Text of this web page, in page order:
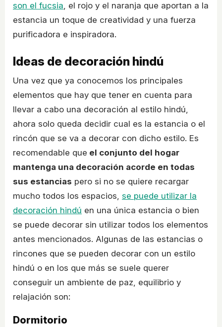
son el fucsia, el rojo y el naranja que aportan a la
estancia un toque de creatividad y una fuerza
purificadora e inspiradora.
Ideas de decoración hindú
Una vez que ya conocemos los principales
elementos que hay que tener en cuenta para
llevar a cabo una decoración al estilo hindú,
ahora solo queda decidir cual es la estancia o el
rincón que se va a decorar con dicho estilo. Es
recomendable que el conjunto del hogar
mantenga una decoración acorde en todas
sus estancias pero si no se quiere recargar
mucho todos los espacios, se puede utilizar la
decoración hindú en una única estancia o bien
se puede decorar sin utilizar todos los elementos
antes mencionados. Algunas de las estancias o
rincones que se pueden decorar con un estilo
hindú o en los que más se suele querer
conseguir un ambiente de paz, equilibrio y
relajación son:
Dormitorio